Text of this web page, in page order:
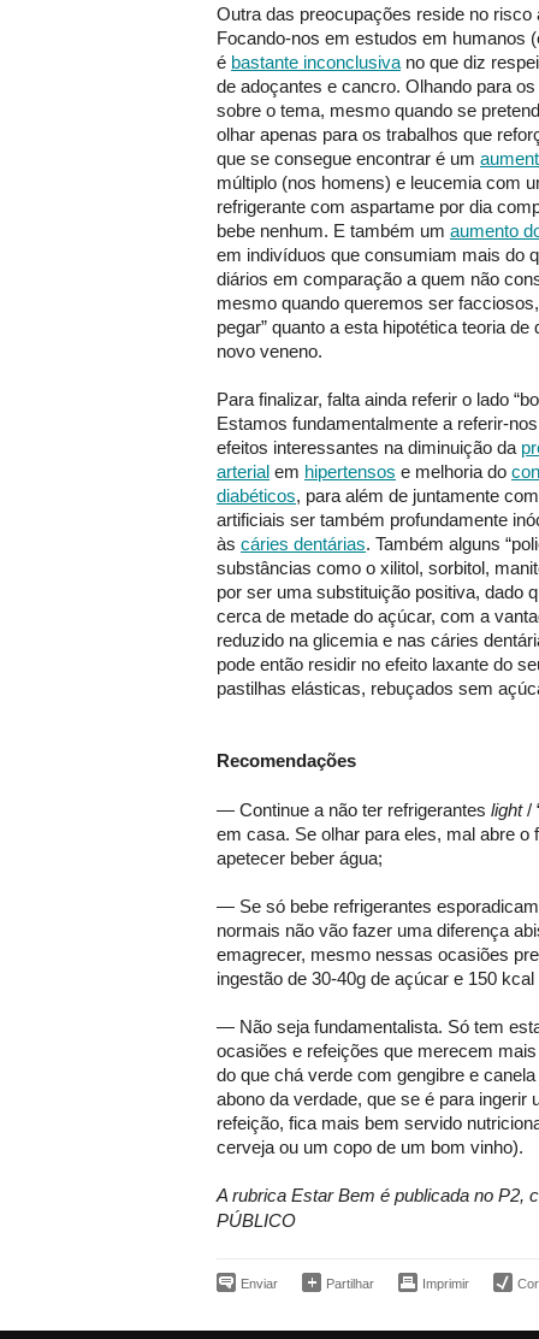
Outra das preocupações reside no risco
Focando-nos em estudos em humanos
é bastante inconclusiva no que diz
de adoçantes e cancro. Olhando para
sobre o tema, mesmo quando se
olhar apenas para os trabalhos que
que se consegue encontrar é um
múltiplo (nos homens) e leucemia com
refrigerante com aspartame por dia
bebe nenhum. E também um aumento
em indivíduos que consumiam mais do
diários em comparação a quem não
mesmo quando queremos ser
pegar” quanto a esta hipotética teoria
novo veneno.
Para finalizar, falta ainda referir o lado
Estamos fundamentalmente a referir-
efeitos interessantes na diminuição da
arterial em hipertensos e melhoria do
diabéticos, para além de juntamente
artificiais ser também profundamente
às cáries dentárias. Também alguns
substâncias como o xilitol, sorbitol,
por ser uma substituição positiva, dado
cerca de metade do açúcar, com a
reduzido na glicemia e nas cáries
pode então residir no efeito laxante do
pastilhas elásticas, rebuçados sem
Recomendações
— Continue a não ter refrigerantes light/
em casa. Se olhar para eles, mal abre o
apetecer beber água;
— Se só bebe refrigerantes
normais não vão fazer uma diferença
emagrecer, mesmo nessas ocasiões
ingestão de 30-40g de açúcar e 150
— Não seja fundamentalista. Só tem
ocasiões e refeições que merecem
do que chá verde com gengibre e
abono da verdade, que se é para ingerir
refeição, fica mais bem servido
cerveja ou um copo de um bom vinho).
A rubrica Estar Bem é publicada no P2,
PÚBLICO
Enviar Partilhar Imprimir